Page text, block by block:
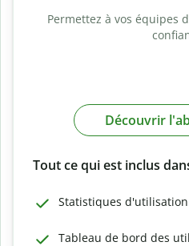
Permettez à vos équipes
Découvrir
Tout ce qui est inclus
Statistiques d'utilisation
Tableau de bord des